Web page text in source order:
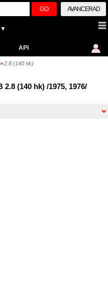
GO AVANCERAD
▼
API
>> 2.8 (140 hk)
(140 hk) /1975, 1976/